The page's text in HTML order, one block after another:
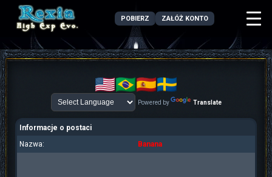
POBIERZ ZAŁÓŻ KONTO
Powered by Translate
Informacje o postaci
Nazwa:
Banana